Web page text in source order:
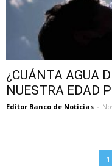
¿CUÁNTA AGUA
NUESTRA EDAD
Editor Banco de Noticias -
1